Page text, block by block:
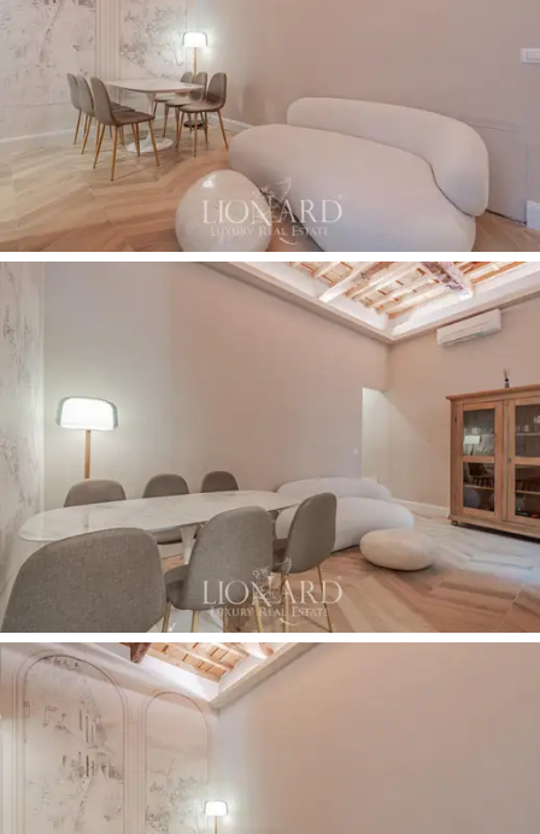
Przestrzenie zewnętrzne obejmują
m kw.) z widokiem na charakterystyczne dachy miasta,
idealny na chwilę relaksu i wyposażony w zewnętrzny
prysznic, a takżeniewielki krużganekozdobiony
klasyczną rzeźbą, która dodaje nieruchomości
wyjątkowego, artystycznego akcentu, przywodzącego
na myśl dawne piękno zabytkowych rezydencji Florencji.
Ta niezwykła nieruchomość to wyjątkowa okazja dla
tych, którzy chcą mieszkać w sercu Florencji.
Mieszkanie, z jego wyrafinowanym otoczeniem i
drobnymi detalami, jest idealne zarówno jako
główny
dom, jak i
, dzięki
strategicznej lokalizacji i bliskości głównych atrakcji
miasta. Miejsce, które ucieleśnia historyczny i kulturowy
urok Florencji, oferując jednocześnie najwyższy komfort
i współczesny styl.